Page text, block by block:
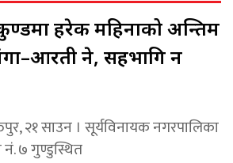
हरेक महिनाको अन्तिम
हुने, सहभागि हुन
२१ साउन । सूर्यविनायक नगरपालिका
नं. ७ गुण्डुस्थित